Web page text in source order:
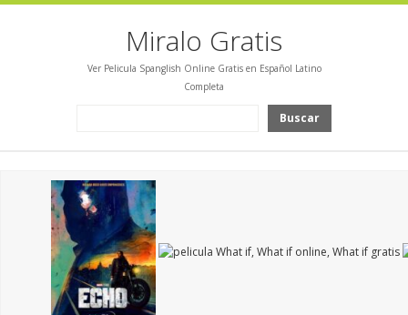
Miralo Gratis
Ver Pelicula Spanglish Online Gratis en Español Latino
Completa
Buscar